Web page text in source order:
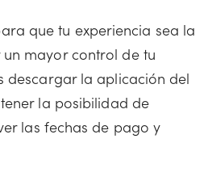
que tu experiencia sea la
mayor control de tu
descargar la aplicación del
la posibilidad de
las fechas de pago y